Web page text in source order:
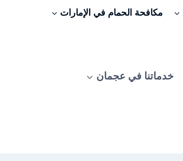
مكافحة الحمام في الإمارات
خدماتنا في عجمان